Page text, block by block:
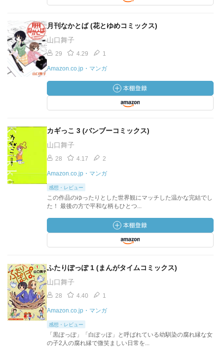
月刊なかとば (花とゆめコミックス)
山口舞子
29 4.29 1
Amazon.co.jp・マンガ
カギっこ 3 (バンブーコミックス)
山口舞子
28 4.17 2
Amazon.co.jp・マンガ
感想・レビュー
この作品のゆったりとした世界観にマッチした温かな完結でし
た！ 最後の方で平和な柄もひとつ...
ふたりぽっぽ 1 (まんがタイムコミックス)
山口舞子
28 4.40 1
Amazon.co.jp・マンガ
感想・レビュー
「黒ぽっぽ」「白ぽッぽ」と呼ばれている幼馴染の腐れ縁な女
の子2人の腐れ縁で微笑ましい日常を...